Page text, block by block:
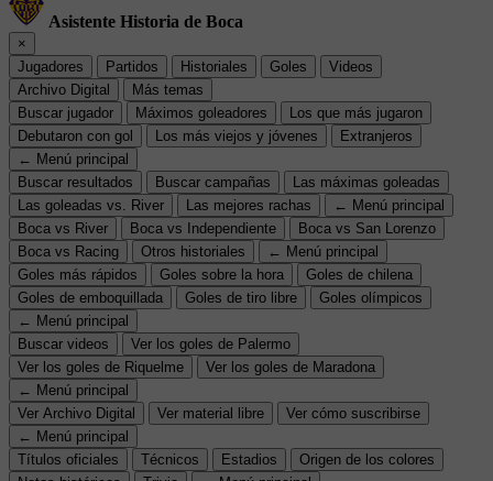
Asistente Historia de Boca
×
Jugadores
Partidos Historiales Goles
Videos
Archivo Digital
Más temas
Buscar jugador
Máximos goleadores
Los que más jugaron
Debutaron con gol
Los más viejos y jóvenes
Extranjeros
← Menú principal
Buscar resultados
Buscar campañas
Las máximas goleadas
Las goleadas vs. River
Las mejores rachas
← Menú principal
Boca vs River
Boca vs Independiente
Boca vs San Lorenzo
Boca vs Racing
Otros historiales
← Menú principal
Goles más rápidos
Goles sobre la hora
Goles de chilena
Goles de emboquillada
Goles de tiro libre
Goles olímpicos
← Menú principal
Buscar videos
Ver los goles de Palermo
Ver los goles de Riquelme
Ver los goles de Maradona
← Menú principal
Ver Archivo Digital
Ver material libre
Ver cómo suscribirse
← Menú principal
Títulos oficiales
Técnicos Estadios
Origen de los colores